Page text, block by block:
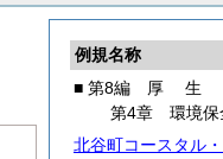
例規名称
■ 第8編 厚 生
第4章 環境保
北谷町コースタル